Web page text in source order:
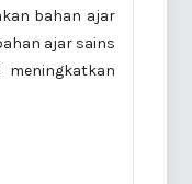
bahan ajar
ajar sains